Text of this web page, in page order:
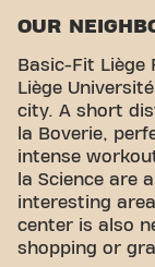
OUR
Basic-Fit Liège
Liège
city. A short
la Boverie,
intense
la Science are
interesting
center is also
shopping or